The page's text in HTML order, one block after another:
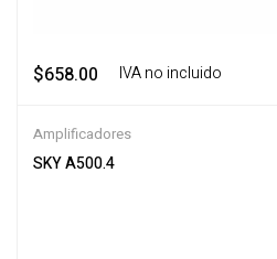
$658.00 ‎ ‎ ‎ IVA no incluido
Amplificadores
SKY A500.4